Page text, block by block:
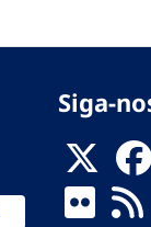
Siga-